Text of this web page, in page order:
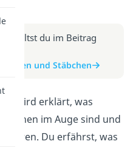
erhältst du im Beitrag
Zapfen und Stäbchen
wird erklärt, was
im Auge sind und
Du erfährst, was